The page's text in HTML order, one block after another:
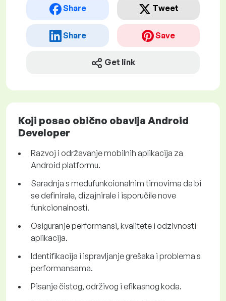
Share Tweet
Share Save
Get link
Koji posao obično obavlja Android
Developer
Razvoj i održavanje mobilnih aplikacija za
Android platformu.
Saradnja s međufunkcionalnim timovima da bi
se definirale, dizajnirale i isporučile nove
funkcionalnosti.
Osiguranje performansi, kvalitete i odzivnosti
aplikacija.
Identifikacija i ispravljanje grešaka i problema s
performansama.
Pisanje čistog, održivog i efikasnog koda.